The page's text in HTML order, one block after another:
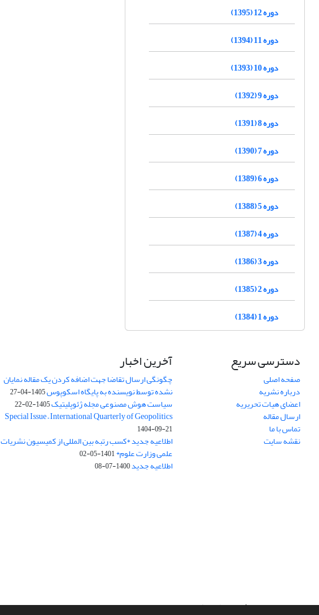
دوره 12 (1395)
دوره 11 (1394)
دوره 10 (1393)
دوره 9 (1392)
دوره 8 (1391)
دوره 7 (1390)
دوره 6 (1389)
دوره 5 (1388)
دوره 4 (1387)
دوره 3 (1386)
دوره 2 (1385)
دوره 1 (1384)
دسترسی سریع
صفحه اصلی
درباره نشریه
اعضای هیات تحریریه
ارسال مقاله
تماس با ما
نقشه سایت
آخرین اخبار
چگونگی ارسال تقاضا جهت اضافه کردن یک مقاله نمایان
نشده توسط نویسنده به پایگاه اسکوپوس1405-04-27
سیاست هوش مصنوعی مجله ژئوپلیتیک1405-02-22
Special Issue – International Quarterly of Geopolitics
1404-09-21
اطلاعیه جدید *کسب رتبه بین المللی از کمیسیون نشریات
علمی وزارت علوم*1401-05-02
اطلاعیه جدید1400-07-08
سامانه مدیریت نشریات علمی.طراحی و پیاده سازی ازسیناوب